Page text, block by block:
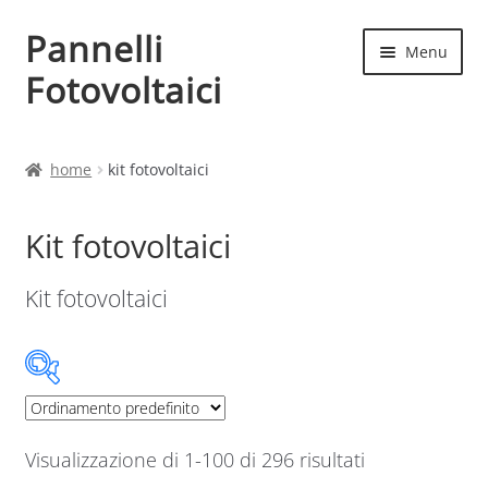
Vai
alla
navigazione
Vai
al
contenuto
Pannelli
Fotovoltaici
Menu
Checkout
Chi siamo
Contatti
My account
home kit fotovoltaici
Kit fotovoltaici
Kit fotovoltaici
Categorie prodotto
Visualizzazione di 1-100 di 296 risultati